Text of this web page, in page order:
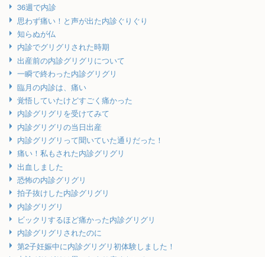
36週で内診
思わず痛い！と声が出た内診ぐりぐり
知らぬが仏
内診でグリグリされた時期
出産前の内診グリグリについて
一瞬で終わった内診グリグリ
臨月の内診は、痛い
覚悟していたけどすごく痛かった
内診グリグリを受けてみて
内診グリグリの当日出産
内診グリグリって聞いていた通りだった！
痛い！私もされた内診グリグリ
出血しました
恐怖の内診グリグリ
拍子抜けした内診グリグリ
内診グリグリ
ビックリするほど痛かった内診グリグリ
内診グリグリされたのに
第2子妊娠中に内診グリグリ初体験しました！